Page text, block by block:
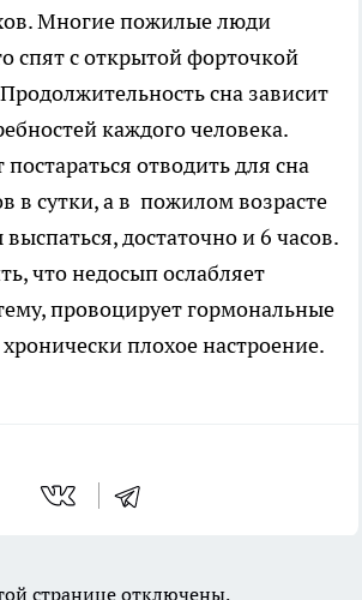
Многие пожилые люди
спят с открытой форточкой
сна зависит
каждого человека.
отводить для сна
в сутки, а в пожилом возрасте
достаточно и 6 часов.
что недосып ослабляет
провоцирует гормональные
плохое настроение.
странице отключены.